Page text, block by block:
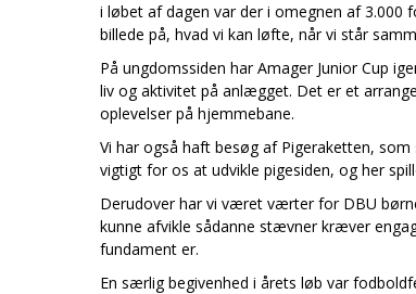
i løbet af dagen var der i omegnen af 3.000
billede på, hvad vi kan løfte, når vi står
På ungdomssiden har Amager Junior Cup
liv og aktivitet på anlægget. Det er et
oplevelser på hjemmebane.
Vi har også haft besøg af Pigeraketten,
vigtigt for os at udvikle pigesiden, og her
Derudover har vi været værter for DBU
kunne afvikle sådanne stævner kræver
fundament er.
En særlig begivenhed i årets løb var